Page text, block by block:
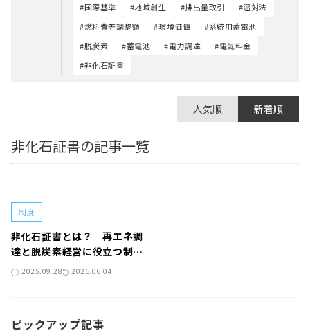
#国際基準
#地域創生 #排出量取引
#温対法
#燃料費等調整額
#環境価値
#系統用蓄電池
#脱炭素
#蓄電池 #電力調達
#電気料金
#非化石証書
人気順 新着順
非化石証書の記事一覧
制度
非化石証書とは？｜再エネ調
達と脱炭素経営に役立つ制度
を徹底解説
2025.09.28 2026.06.04
ピックアップ記事